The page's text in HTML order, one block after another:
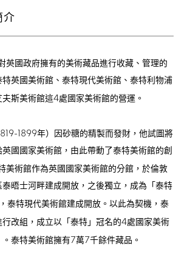
介
英國政府擁有的美術藏品進行收藏、管理的
英國美術館、泰特現代美術館、泰特利物浦
斯美術館這4處國家美術館的營運。
1899年）因砂糖的精製而發財，他試圖將
國國家美術館，由此帶動了泰特美術館的創
美術館作為英國國家美術館的分館，於倫敦
晤士河畔建成開放，之後獨立，成為「泰特
泰特現代美術館建成開放。以此為契機，泰
改組，成立以「泰特」冠名的4處國家美術
泰特美術館擁有7萬7千餘件藏品。